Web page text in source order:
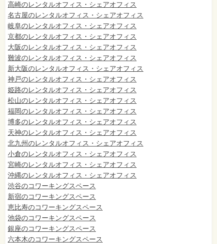
高崎のレンタルオフィス・シェアオフィス
名古屋のレンタルオフィス・シェアオフィス
岐阜のレンタルオフィス・シェアオフィス
京都のレンタルオフィス・シェアオフィス
大阪のレンタルオフィス・シェアオフィス
難波のレンタルオフィス・シェアオフィス
新大阪のレンタルオフィス・シェアオフィス
神戸のレンタルオフィス・シェアオフィス
姫路のレンタルオフィス・シェアオフィス
松山のレンタルオフィス・シェアオフィス
福岡のレンタルオフィス・シェアオフィス
博多のレンタルオフィス・シェアオフィス
天神のレンタルオフィス・シェアオフィス
北九州のレンタルオフィス・シェアオフィス
小倉のレンタルオフィス・シェアオフィス
宮崎のレンタルオフィス・シェアオフィス
沖縄のレンタルオフィス・シェアオフィス
渋谷のコワーキングスペース
新宿のコワーキングスペース
恵比寿のコワーキングスペース
池袋のコワーキングスペース
銀座のコワーキングスペース
六本木のコワーキングスペース